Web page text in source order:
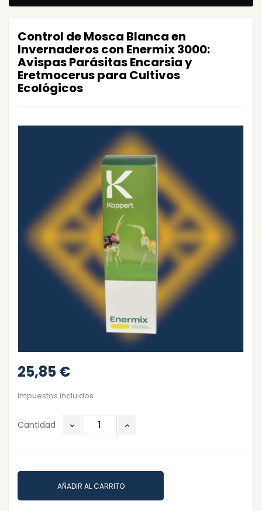
Control de Mosca Blanca en
Invernaderos con Enermix 3000:
Avispas Parásitas Encarsia y
Eretmocerus para Cultivos
Ecológicos
25,85 €
Impuestos incluidos
Cantidad
AÑADIR AL CARRITO